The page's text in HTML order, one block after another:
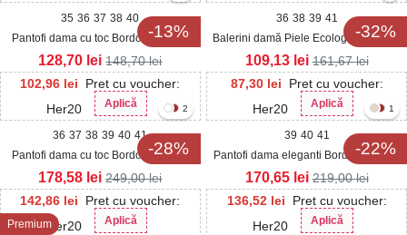
-13%
35 36 37 38 40
Pantofi dama cu toc Bordo din Piele
Ecologica Lacuita Siera
102,96 lei
Pret cu voucher:
Her20
Aplică
128,70 lei 148,70lei
-32%
36 38 39 41
Balerini damă Piele Ecologica Lacuita
Bordo Audrey2
87,30 lei
Pret cu voucher:
Her20
Aplică
109,13 lei 161,67lei
-28%
2
36 37 38 39 40 41
Pantofi dama cu toc Bordo din Piele
Ecologica Lacuita Izely
142,86 lei
Pret cu voucher:
Her20
Aplică
178,58 lei 249,00lei
-22%
1
39 40 41
Pantofi dama eleganti Bordo din Piele
Ecologica Lacuita Cheska
136,52 lei
Pret cu voucher:
Her20
Aplică
170,65 lei 219,00lei
Premium